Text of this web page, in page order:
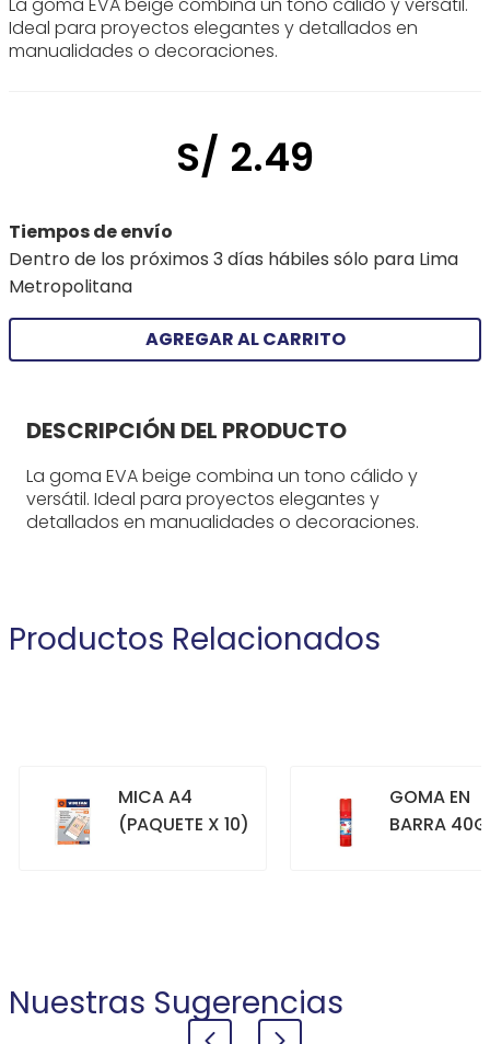
Ideal para proyectos elegantes y detallados en
manualidades o decoraciones.
S/ 2.49
Tiempos de envío
Dentro de los próximos 3 días hábiles sólo para Lima
Metropolitana
AGREGAR AL CARRITO
DESCRIPCIÓN DEL PRODUCTO
La goma EVA beige combina un tono cálido y
versátil. Ideal para proyectos elegantes y
detallados en manualidades o decoraciones.
Productos Relacionados
MICA A4
(PAQUETE X 10)
GOMA EN
BARRA
Nuestras Sugerencias